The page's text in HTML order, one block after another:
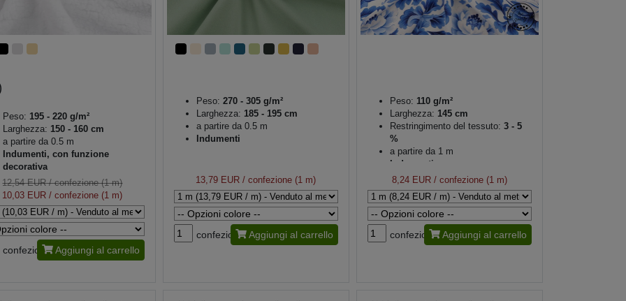
Peso: 195 - 220 g/m²
Larghezza: 150 - 160 cm
a partire da 0.5 m
Indumenti, con funzione
decorativa
12,54 EUR/ confezione (1 m)
10,03 EUR / confezione (1 m)
confezione Aggiungi al carrello
Peso: 270 - 305 g/m²
Larghezza: 185 - 195 cm
a partire da 0.5 m
Indumenti
13,79 EUR / confezione (1 m)
confezione Aggiungi al carrello
Peso: 110 g/m²
Larghezza: 145 cm
Restringimento del tessuto: 3 - 5
%
a partire da 1 m
Indumenti
8,24 EUR/ confezione (1 m)
confezione Aggiungi al carrello